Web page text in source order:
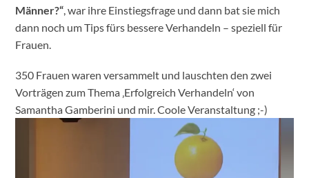
Männer?“ , war ihre Einstiegsfrage und dann bat sie mich
dann noch um Tips fürs bessere Verhandeln – speziell für
Frauen.
350 Frauen waren versammelt und lauschten den zwei
Vorträgen zum Thema ‚Erfolgreich Verhandeln‘ von
Samantha Gamberini und mir. Coole Veranstaltung ;-)